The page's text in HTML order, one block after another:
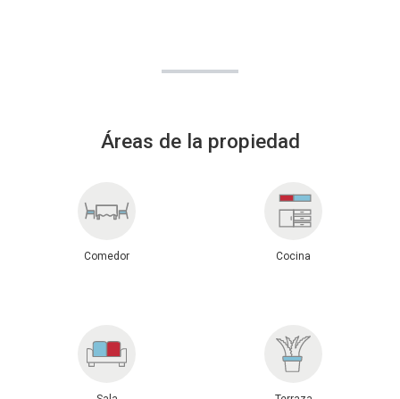
Áreas de la propiedad
Comedor Cocina